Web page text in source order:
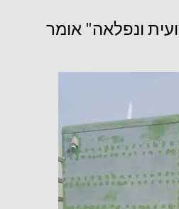
ונפלאה" אומר